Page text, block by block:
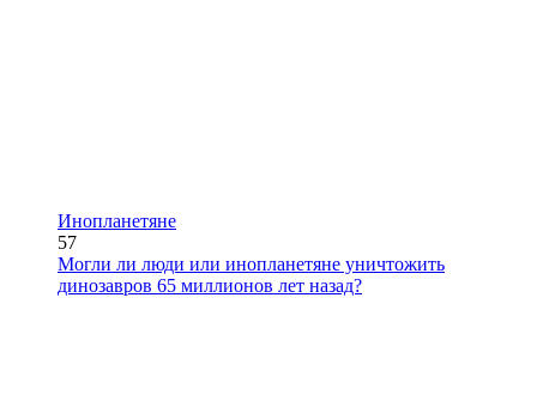
Инопланетяне
57
Могли ли люди или инопланетяне уничтожить
динозавров 65 миллионов лет назад?